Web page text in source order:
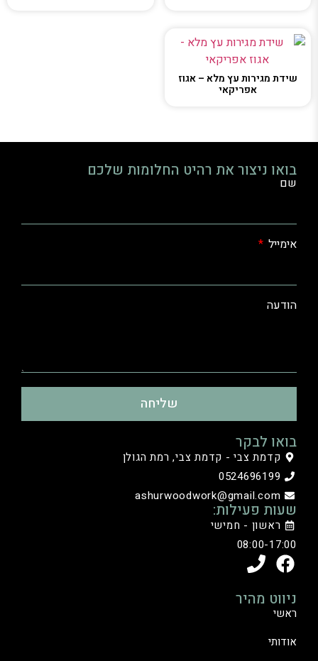
שידת מגירות עץ מלא – אגוז
אפריקאי
בואו לבקר
קדמת צבי - קדמת צבי, רמת הגולן
0524696199
ashurwoodwork@gmail.com
שעות פעילות:
ראשון - חמישי
08:00-17:00
ניווט מהיר
ראשי
אודותי
בואו ניצור את רהיט החלומות שלכם
שם
אימייל
הודעה
שליחה